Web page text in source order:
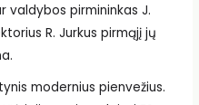
valdybos pirmininkas J.
R. Jurkus pirmąjį jų
modernius pienvežius.